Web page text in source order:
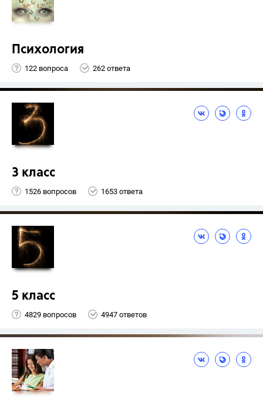
Психология
122 вопроса 262 ответа
3 класс
1526 вопросов 1653 ответа
5 класс
4829 вопросов 4947 ответов